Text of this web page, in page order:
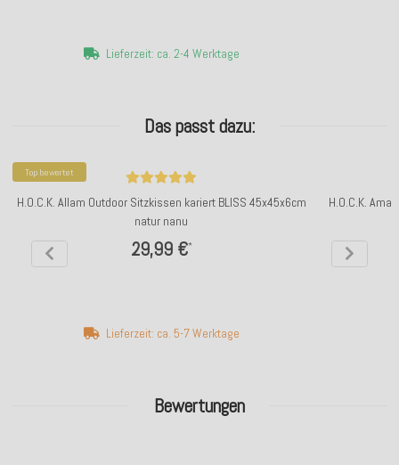
Bewertungen
Lieferzeit: ca. 2-4 Werktage
Das passt dazu:
Top bewertet
H.O.C.K. Allam Outdoor Sitzkissen kariert BLISS 45x45x6cm
natur nanu
29,99 €*
Lieferzeit: ca. 5-7 Werktage
H.O.C.K.